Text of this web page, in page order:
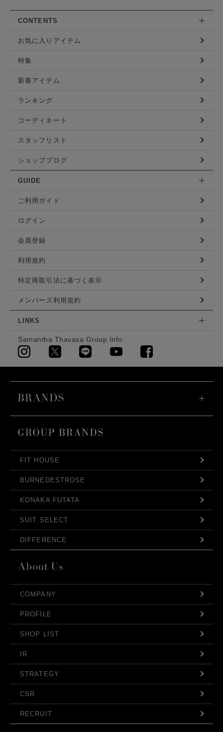
CONTENTS
お気に入りアイテム
特集
新着アイテム
ランキング
コーディネート
スタッフリスト
ショップブログ
GUIDE
ご利用ガイド
ログイン
会員登録
利用規約
特定商取引法に基づく表示
メンバーズ利用規約
LINKS
Samantha Thavasa Group Info.
FIT HOUSE
BURNEDESTROSE
KONAKA FUTATA
SUIT SELECT
DIFFERENCE
COMPANY
PROFILE
SHOP LIST
IR
STRATEGY
CSR
RECRUIT